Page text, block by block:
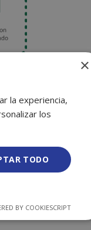
×
la experiencia,
los
TODO
BY COOKIESCRIPT